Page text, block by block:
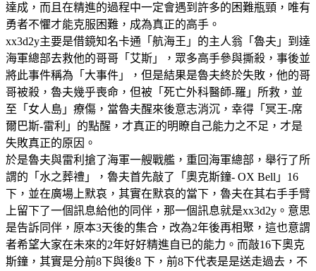
達成，而且在精進的過程中一定會遇到許多的困難瓶頸，唯有
勇者不懼才能克服困難，成為真正的高手。
xx3d2y主要是借鏡知名卡通「航海王」的主人翁「魯夫」到達
海軍總部去救他的哥哥「艾斯」，眾多高手參與撕殺，事後並
將此事件稱為「大事件」，但是結果是魯夫終於失敗，他的哥
哥被殺，魯夫幾乎喪命，但被「死亡外科醫師-羅」所救，並
至「女人島」療傷，當魯夫醒來後意志消沉，幸得「冥王-席
爾巴斯-雷利」的點醒，才真正的明瞭自己能力之不足，才是
失敗真正的原因。
於是魯夫與雷利搶了海軍一艘戰艦，重回海軍總部，舉行了所
謂的「水之葬禮」，魯夫首先敲了「奧克斯鐘- OX Bell」16
下，並在廣場上默哀，其實在默哀的當下，魯夫在其右手手臂
上留下了一個訊息給他的同伴，那一個訊息就是xx3d2y。意思
是告訴同伴，原本3天後的集合，改為2年後再相聚，這也意謂
者希望大家在未來的2年好好精進自已的能力。而敲16下奧克
斯鐘，其實是分前8下與後8 下，前8下代表是是送走過去，不